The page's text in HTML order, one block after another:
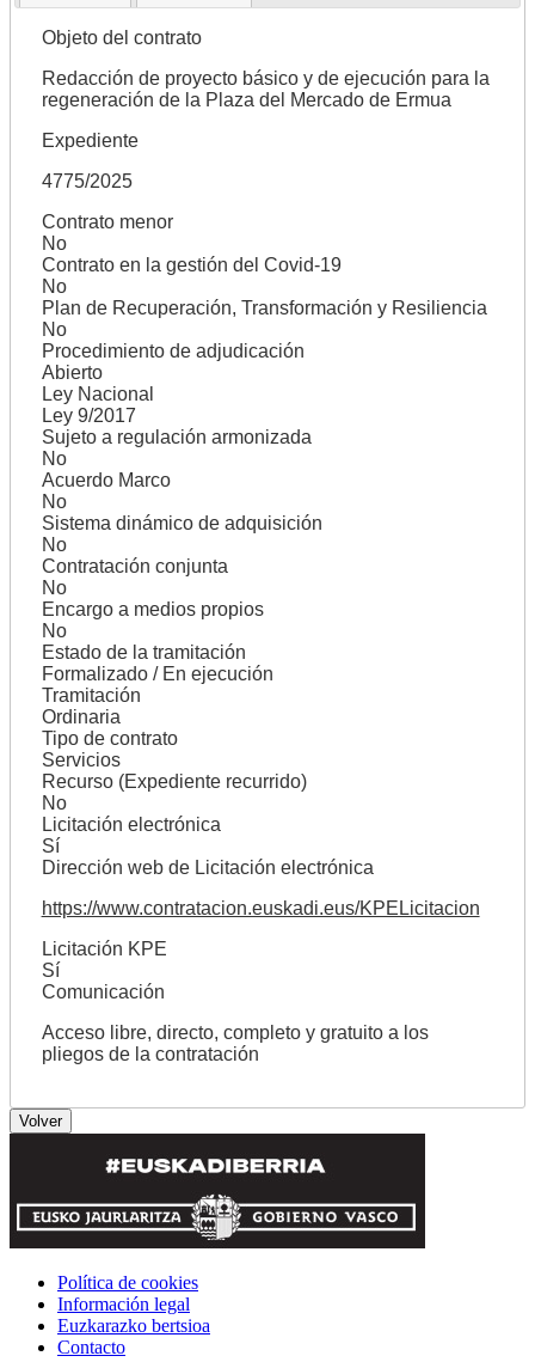
Objeto del contrato
Redacción de proyecto básico y de ejecución para la
regeneración de la Plaza del Mercado de Ermua
Expediente
4775/2025
Contrato menor
No
Contrato en la gestión del Covid-19
No
Plan de Recuperación, Transformación y Resiliencia
No
Procedimiento de adjudicación
Abierto
Ley Nacional
Ley 9/2017
Sujeto a regulación armonizada
No
Acuerdo Marco
No
Sistema dinámico de adquisición
No
Contratación conjunta
No
Encargo a medios propios
No
Estado de la tramitación
Formalizado / En ejecución
Tramitación
Ordinaria
Tipo de contrato
Servicios
Recurso (Expediente recurrido)
No
Licitación electrónica
Sí
Dirección web de Licitación electrónica
https://www.contratacion.euskadi.eus/KPELicitacion
Licitación KPE
Sí
Comunicación
Acceso libre, directo, completo y gratuito a los
pliegos de la contratación
Política de cookies
Información legal
Euzkarazko bertsioa
Contacto